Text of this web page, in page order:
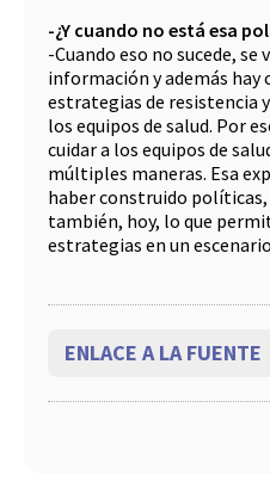
-¿Y cuando no está esa
-Cuando eso no sucede, se
información y además hay
estrategias de resistencia
los equipos de salud. Por
cuidar a los equipos de
múltiples maneras. Esa
haber construido políticas,
también, hoy, lo que
estrategias en un
ENLACE A LA FUENTE